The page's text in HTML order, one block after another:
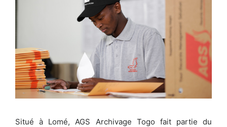
Situé à Lomé, AGS Archivage Togo fait partie du